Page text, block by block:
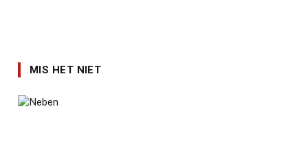
MIS HET NIET